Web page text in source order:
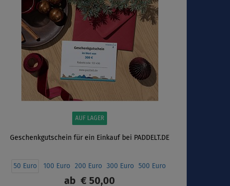
AUF LAGER
Geschenkgutschein für ein Einkauf bei PADDELT.DE
50 Euro 100 Euro 200 Euro 300 Euro 500 Euro
ab € 50,00